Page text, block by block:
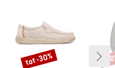
Korting
tot -30% -